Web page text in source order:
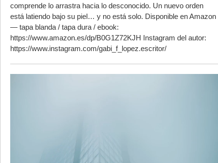
comprende lo arrastra hacia lo desconocido. Un nuevo orden
está latiendo bajo su piel… y no está solo. Disponible en Amazon
— tapa blanda / tapa dura / ebook:
https://www.amazon.es/dp/B0G1Z72KJH Instagram del autor:
https://www.instagram.com/gabi_f_lopez.escritor/